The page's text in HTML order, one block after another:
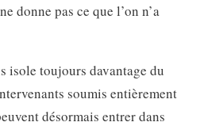
donne pas ce que l’on n’a
isole toujours davantage du
soumis entièrement
désormais entrer dans